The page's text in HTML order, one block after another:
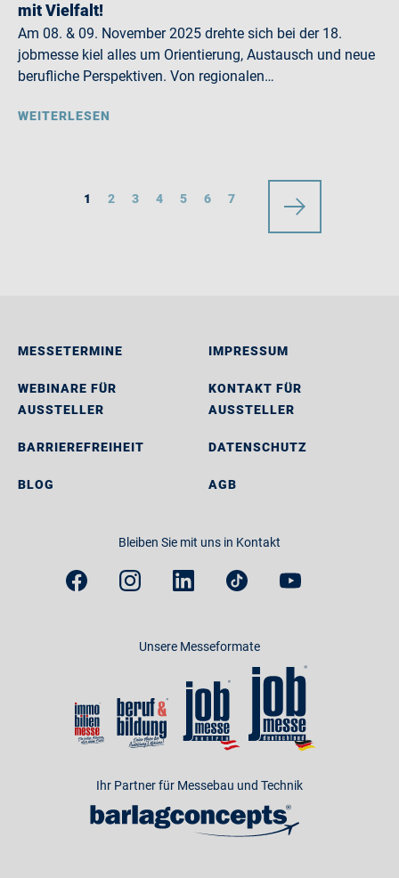
mit Vielfalt!
Am 08. & 09. November 2025 drehte sich bei der 18.
jobmesse kiel alles um Orientierung, Austausch und neue
berufliche Perspektiven. Von regionalen…
WEITERLESEN
1 2 3 4 5 6 7
MESSETERMINE
WEBINARE FÜR
AUSSTELLER
BARRIEREFREIHEIT
BLOG
IMPRESSUM
KONTAKT FÜR
AUSSTELLER
DATENSCHUTZ
AGB
Bleiben Sie mit uns in Kontakt
Unsere Messeformate
Ihr Partner für Messebau und Technik